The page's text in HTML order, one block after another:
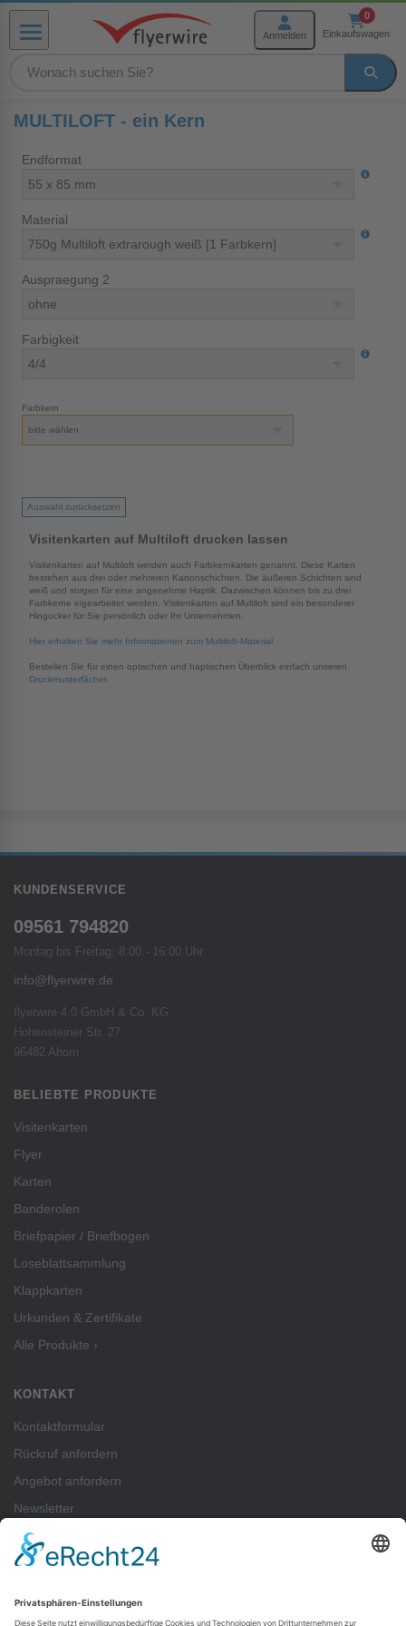
Zum Inhalt springen
Menü Anmelden
0
Einkaufswagen
Weiterverarbeitung
Hilfe und Service
MULTILOFT - ein Kern
Endformat
Material
Auspraegung 2
Farbigkeit
Farbkern
Auswahl zurücksetzen
Visitenkarten auf Multiloft drucken lassen
Visitenkarten auf Multiloft werden auch Farbkernkarten genannt. Diese Karten
bestehen aus drei oder mehreren Kartonschichten. Die äußeren Schichten sind
weiß und sorgen für eine angenehme Haptik. Dazwischen können bis zu drei
Farbkerne eigearbeitet werden. Visitenkarten auf Multiloft sind ein besonderer
Hingucker für Sie persönlich oder Ihr Unternehmen.
Hier erhalten Sie mehr Informationen zum Multiloft-Material
Bestellen Sie für einen optischen und haptischen Überblick einfach unseren
Druckmusterfächer.
KUNDENSERVICE
09561 794820
Montag bis Freitag: 8:00 - 16:00 Uhr
info@flyerwire.de
flyerwire 4.0 GmbH & Co. KG
Hohensteiner Str. 27
96482 Ahorn
BELIEBTE PRODUKTE
Visitenkarten
Flyer
Karten
Banderolen
Briefpapier / Briefbogen
Loseblattsammlung
Klappkarten
Urkunden & Zertifikate
Alle Produkte ›
KONTAKT
Kontaktformular
Rückruf anfordern
Angebot anfordern
Newsletter
ZAHLUNGSARTEN